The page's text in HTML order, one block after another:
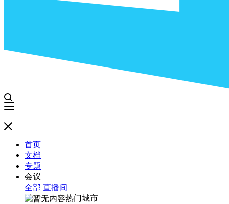
首页
文档
专题
会议
全部 直播间
热门城市